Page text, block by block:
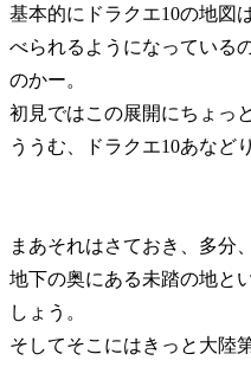
基本的にドラクエ10の地図
べられるようになっている
のかー。
初見ではこの展開にちょっ
ううむ、ドラクエ10あなど
まあそれはさておき、多分
地下の奥にある未踏の地と
しょう。
そしてそこにはきっと大陸